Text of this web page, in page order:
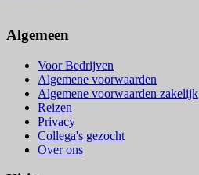
Algemeen
Voor Bedrijven
Algemene voorwaarden
Algemene voorwaarden zakelijk
Reizen
Privacy
Collega's gezocht
Over ons